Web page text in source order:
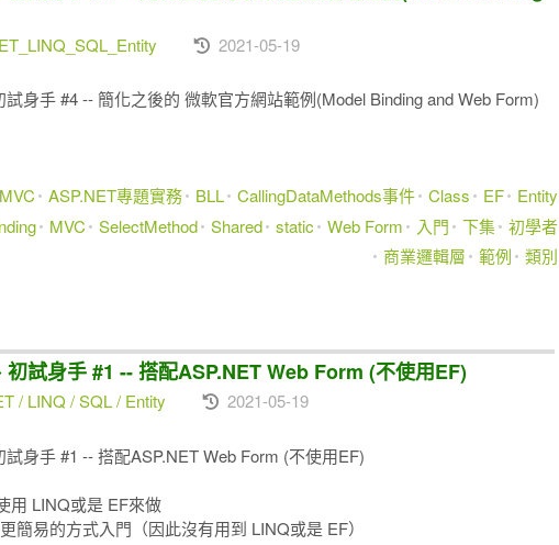
2021-05-19
身手 #4 -- 簡化之後的 微軟官方網站範例(Model Binding and Web Form)
ASP.NET專題實務 BLL CallingDataMethods事件 Class EF
Entity
MVC SelectMethod Shared static Web Form 入門 下集 初學者
商業邏輯層
範例 類別
試身手 #1 -- 搭配ASP.NET Web Form (不使用EF)
/ LINQ / SQL / Entity 2021-05-19
身手 #1 -- 搭配ASP.NET Web Form (不使用EF)
用 LINQ或是 EF來做
簡易的方式入門（因此沒有用到 LINQ或是 EF）